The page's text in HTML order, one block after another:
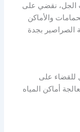
الجل، نقضي على
والأماكن
الصراصير بجدة
للقضاء على
أماكن المياه